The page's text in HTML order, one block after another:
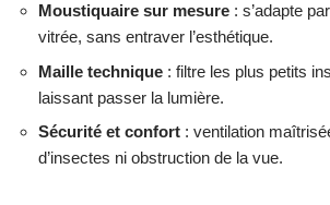
Moustiquaire sur mesure : s’adapte
vitrée, sans entraver l’esthétique.
Maille technique : filtre les plus petits
laissant passer la lumière.
Sécurité et confort : ventilation
d’insectes ni obstruction de la vue.